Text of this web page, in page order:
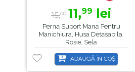
15,00 11,99 lei
Perna Suport Mana Pentru
Manichiura, Husa Detasabila,
Rosie, Sela
ADAUGĂ ÎN COȘ